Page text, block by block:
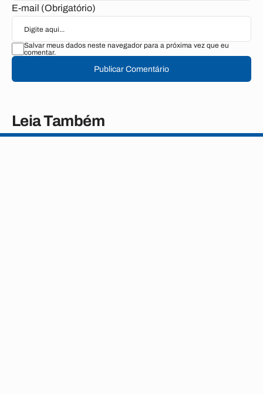
E-mail (Obrigatório)
Salvar meus dados neste navegador para a próxima vez que eu
comentar.
Publicar Comentário
Leia Também